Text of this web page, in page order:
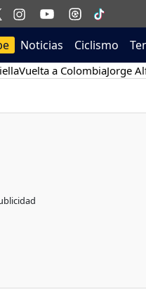
Noticias Ciclismo
Vuelta a ColombiaJorge